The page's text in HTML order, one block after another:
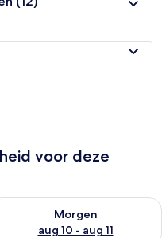
voor deze
vanavond aug 9 - aug
Morgen
aug 10 - aug 11
beschikbaarheid